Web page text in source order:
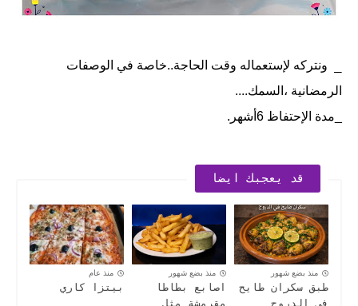
ونتركه لإستعماله وقت الحاجة..خاصة في الوصفات
الرمضانية ،السمك....
_مدة الإحتفاظ 6أشهر.
قد يعجبك ايضا
منذ بضع شهور
طبق سكران طايح
في الدروج
منذ بضع شهور
اصابع بطاطا
مقرمشة مثل
منذ عام
بيتزا كاري